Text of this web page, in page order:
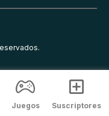
Juegos Suscriptores